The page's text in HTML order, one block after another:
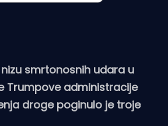
smrtonosnih udara u
Trumpove administracije
droge poginulo je troje